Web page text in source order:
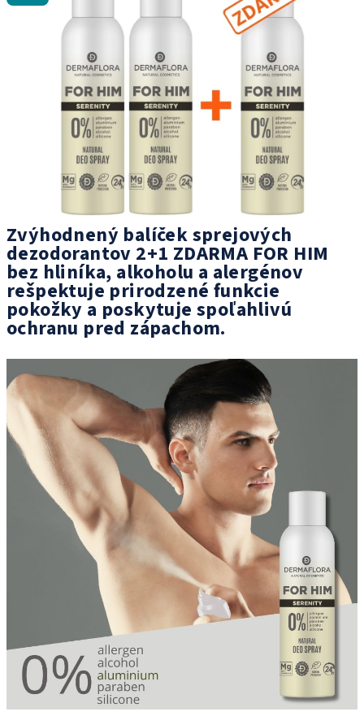
Zvýhodnený balíček sprejových
dezodorantov 2+1 ZDARMA FOR HIM
bez hliníka, alkoholu a alergénov
rešpektuje prirodzené funkcie
pokožky a poskytuje spoľahlivú
ochranu pred zápachom.
hviezdičiek.